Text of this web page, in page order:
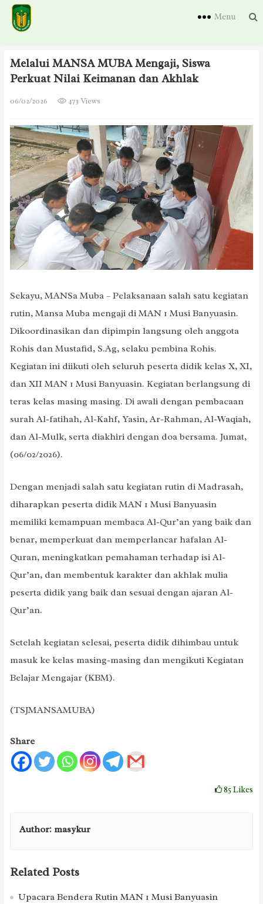
Menu
Melalui MANSA MUBA Mengaji, Siswa
Perkuat Nilai Keimanan dan Akhlak
06/02/2026 473 Views
Sekayu, MANSa Muba – Pelaksanaan salah satu kegiatan
rutin, Mansa Muba mengaji di MAN 1 Musi Banyuasin.
Dikoordinasikan dan dipimpin langsung oleh anggota
Rohis dan Mustafid, S.Ag, selaku pembina Rohis.
Kegiatan ini diikuti oleh seluruh peserta didik kelas X, XI,
dan XII MAN 1 Musi Banyuasin. Kegiatan berlangsung di
teras kelas masing masing. Di awali dengan pembacaan
surah Al-fatihah, Al-Kahf, Yasin, Ar-Rahman, Al-Waqiah,
dan Al-Mulk, serta diakhiri dengan doa bersama. Jumat,
(06/02/2026).
Dengan menjadi salah satu kegiatan rutin di Madrasah,
diharapkan peserta didik MAN 1 Musi Banyuasin
memiliki kemampuan membaca Al-Qur’an yang baik dan
benar, memperkuat dan memperlancar hafalan Al-
Quran, meningkatkan pemahaman terhadap isi Al-
Qur’an, dan membentuk karakter dan akhlak mulia
peserta didik yang baik dan sesuai dengan ajaran Al-
Qur’an.
Setelah kegiatan selesai, peserta didik dihimbau untuk
masuk ke kelas masing-masing dan mengikuti Kegiatan
Belajar Mengajar (KBM).
(TSJMANSAMUBA)
Share
85Likes
Author: masykur
Related Posts
Upacara Bendera Rutin MAN 1 Musi Banyuasin